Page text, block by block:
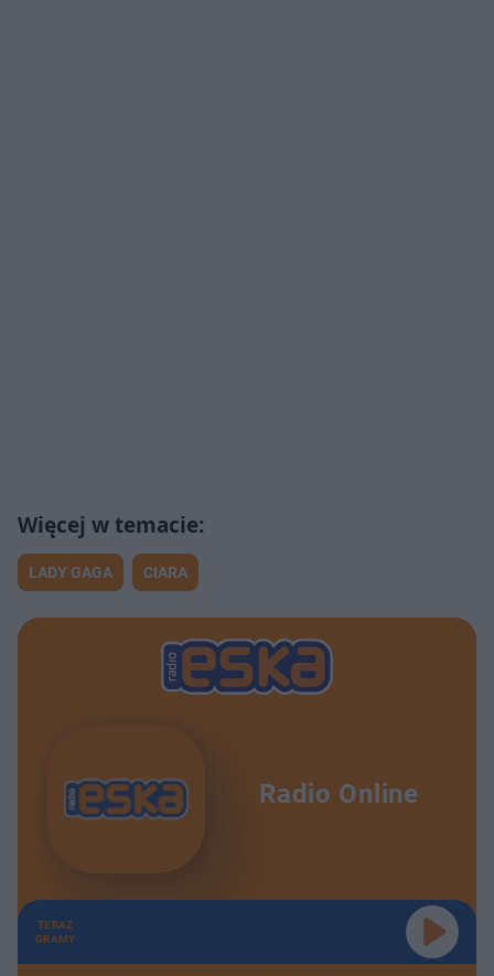
LADY GAGA CIARA
Radio Online
TERAZ
GRAMY